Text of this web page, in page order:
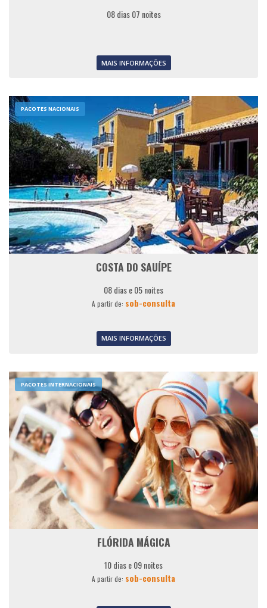
08 dias 07 noites
MAIS INFORMAÇÕES
PACOTES NACIONAIS
COSTA DO SAUÍPE
08 dias e 05 noites
A partir de: sob-consulta
MAIS INFORMAÇÕES
PACOTES INTERNACIONAIS
FLÓRIDA MÁGICA
10 dias e 09 noites
A partir de: sob-consulta